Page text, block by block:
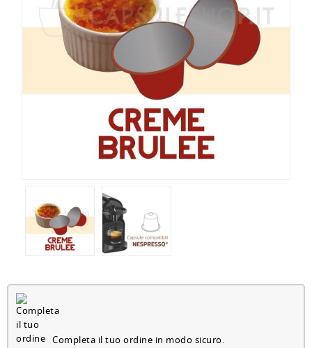
Completa il tuo ordine in modo sicuro.